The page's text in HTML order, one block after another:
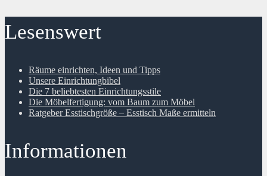
Lesenswert
Räume einrichten, Ideen und Tipps
Unsere Einrichtungbibel
Die 7 beliebtesten Einrichtungsstile
Die Möbelfertigung: vom Baum zum Möbel
Ratgeber Esstischgröße – Esstisch Maße ermitteln
Informationen